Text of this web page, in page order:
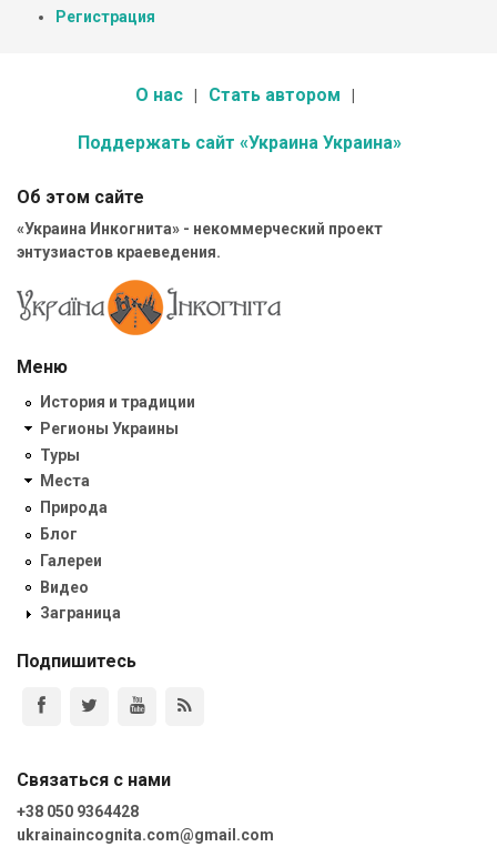
Регистрация
О нас Стать автором
Поддержать сайт «Украина Украина»
Об этом сайте
«Украина Инкогнита» - некоммерческий проект
энтузиастов краеведения.
Меню
История и традиции
Регионы Украины
Туры
Места
Природа
Блог
Галереи
Видео
Заграница
Подпишитесь
Связаться с нами
+38 050 9364428
ukrainaincognita.com@gmail.com